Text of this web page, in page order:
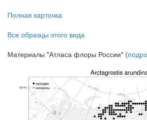
Полная карточка
Все образцы этого вида
Материалы "Атласа флоры России" (